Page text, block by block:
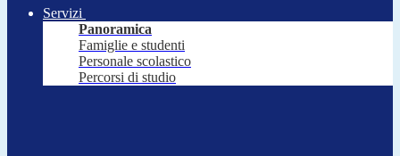
Servizi
Panoramica
Famiglie e studenti
Personale scolastico
Percorsi di studio